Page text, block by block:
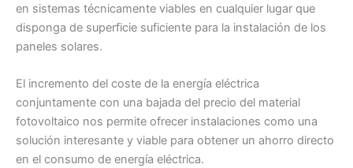
en sistemas técnicamente viables en cualquier lugar que
disponga de superficie suficiente para la instalación de los
paneles solares.
El incremento del coste de la energía eléctrica
conjuntamente con una bajada del precio del material
fotovoltaico nos permite ofrecer instalaciones como una
solución interesante y viable para obtener un ahorro directo
en el consumo de energía eléctrica.